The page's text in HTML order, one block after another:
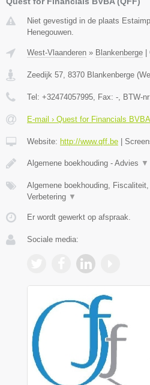
Niet gevestigd in de plaats
Henegouwen.
West-Vlaanderen » Blankenberge
Zeedijk 57, 8370 Blankenberge (
Tel: +32474057995, Fax: -, BTW-
E-mail › Quest for Financials
Website: http://www.qff.be
Algemene boekhouding - Advies ▼
Algemene boekhouding,
Verbetering ▼
Er wordt gewerkt op afspraak.
Sociale media: